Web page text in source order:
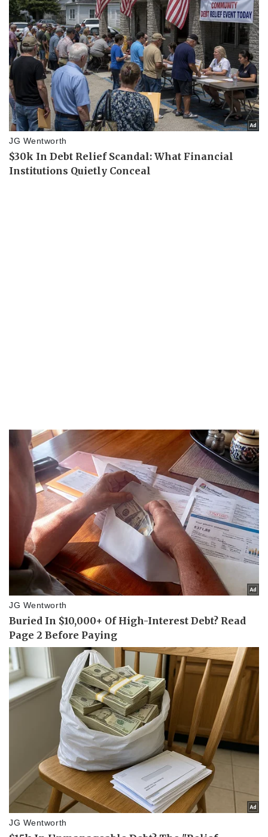
Sức khỏe
Dinh dưỡng - món ngon
Cây thuốc
Sản phụ khoa
Nhi khoa
Nam khoa
Làm đẹp - giảm cân
Phòng mạch online
Ăn sạch sống khỏe
Đời sống
Nhà đẹp
Blog
Tình yêu - Gia đình
Văn hóa
Sân khấu - Điện ảnh
Văn học
Âm nhạc
Di sản
Nghệ sĩ
Thời trang